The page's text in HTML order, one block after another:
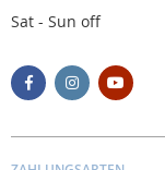
Sat - Sun off